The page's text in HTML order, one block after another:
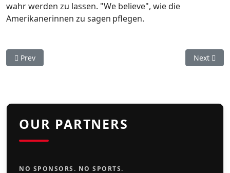
wahr werden zu lassen. "We believe", wie die
Amerikanerinnen zu sagen pflegen.
Previous article: Softball-Bundesliga: Zum Saisonauftakt zwei
Prev Next
Next
OUR PARTNERS
NO SPONSORS. NO SPORTS.